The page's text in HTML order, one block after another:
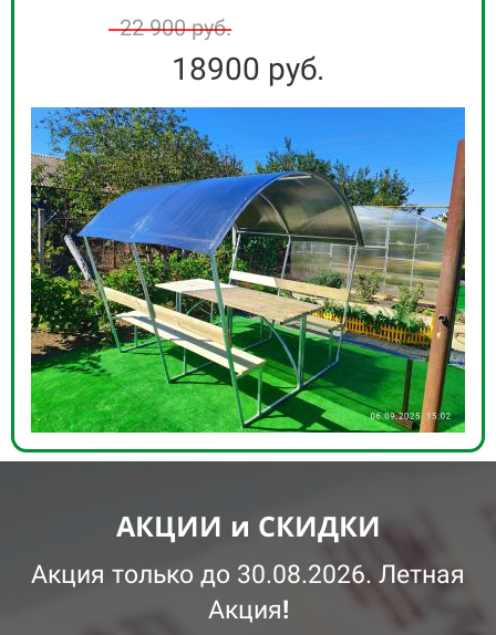
22 900 руб.
18900 руб.
АКЦИИ и СКИДКИ
Акция только до 30.08.2026. Летная
Акция!
06
07
08
09
10
11
12
13
14
15
16
26
27
28
29
30
31
32
33
34
35